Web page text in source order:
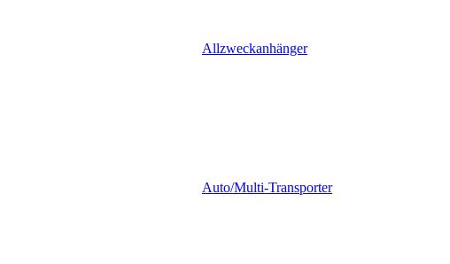
Allzweckanhänger
Auto/Multi-Transporter